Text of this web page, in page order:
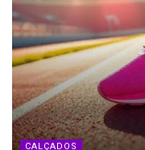
CALÇADOS